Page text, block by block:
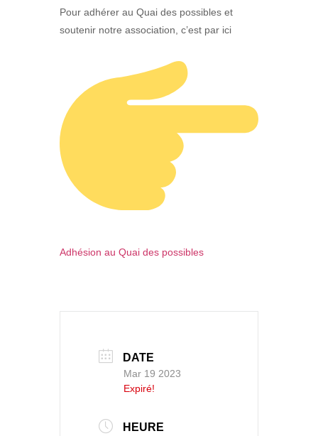
Pour adhérer au Quai des possibles et
soutenir notre association, c’est par ici
Adhésion au Quai des possibles
DATE
Mar 19 2023
Expiré!
HEURE